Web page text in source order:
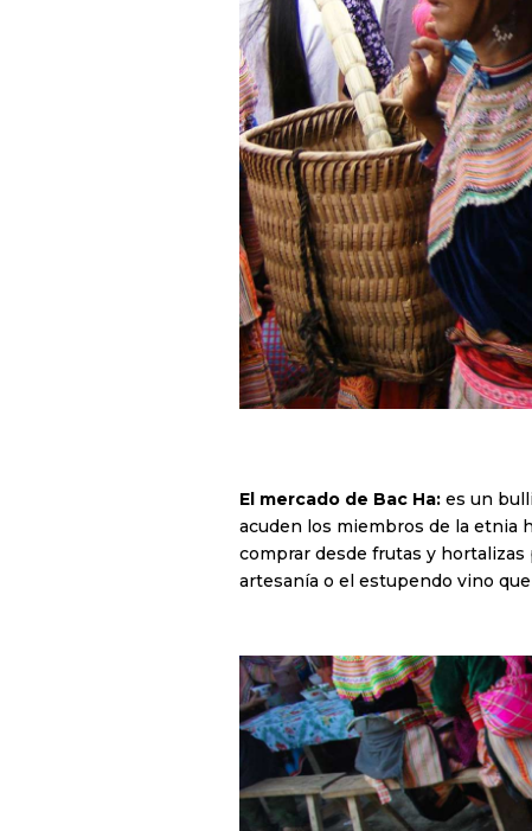
El mercado de Bac Ha:es un
acuden los miembros de la etnia
comprar desde frutas y hortalizas
artesanía o el estupendo vino